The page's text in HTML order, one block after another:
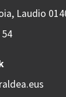
Laudio